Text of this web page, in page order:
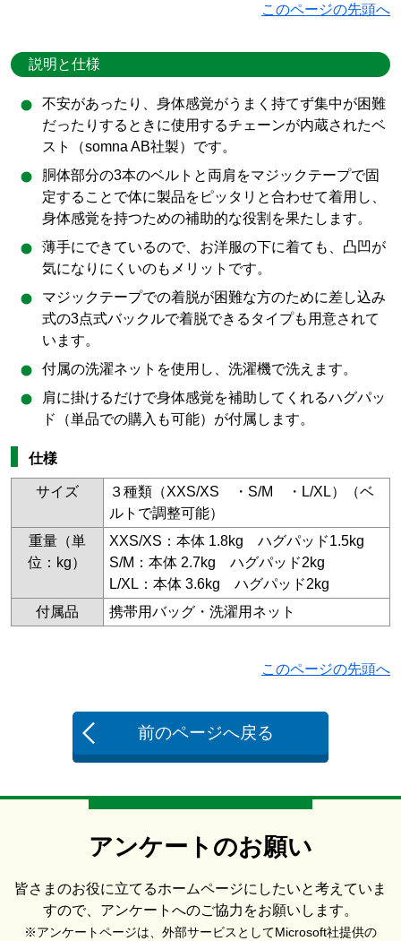
このページの先頭へ
説明と仕様
不安があったり、身体感覚がうまく持てず集中が困難
だったりするときに使用するチェーンが内蔵されたベ
スト（somna AB社製）です。
胴体部分の3本のベルトと両肩をマジックテープで固
定することで体に製品をピッタリと合わせて着用し、
身体感覚を持つための補助的な役割を果たします。
薄手にできているので、お洋服の下に着ても、凸凹が
気になりにくいのもメリットです。
マジックテープでの着脱が困難な方のために差し込み
式の3点式バックルで着脱できるタイプも用意されて
います。
付属の洗濯ネットを使用し、洗濯機で洗えます。
肩に掛けるだけで身体感覚を補助してくれるハグパッ
ド（単品での購入も可能）が付属します。
仕様
サイズ
３種類（XXS/XS ・S/M ・L/XL）（ベ
ルトで調整可能）
重量（単
位：kg）
XXS/XS：本体 1.8kg ハグパッド1.5kg
S/M：本体 2.7kg ハグパッド2kg
L/XL：本体 3.6kg ハグパッド2kg
付属品
携帯用バッグ・洗濯用ネット
このページの先頭へ
前のページへ戻る
アンケートのお願い
皆さまのお役に立てるホームページにしたいと考えていま
すので、アンケートへのご協力をお願いします。
※アンケートページは、外部サービスとしてMicrosoft社提供の